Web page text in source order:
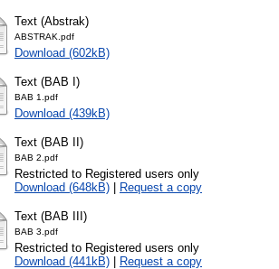
Text (Abstrak)
ABSTRAK.pdf
Download (602kB)
Text (BAB I)
BAB 1.pdf
Download (439kB)
Text (BAB II)
BAB 2.pdf
Restricted to Registered users only
Download (648kB) | Request a copy
Text (BAB III)
BAB 3.pdf
Restricted to Registered users only
Download (441kB) | Request a copy